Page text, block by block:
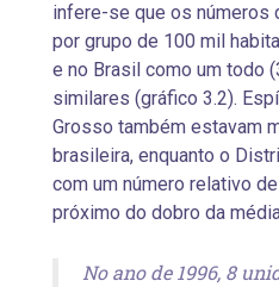
infere-se que os números
por grupo de 100 mil
e no Brasil como um todo
similares (gráfico 3.2).
Grosso também estavam
brasileira, enquanto o
com um número relativo
próximo do dobro da
No ano de 1996, 8